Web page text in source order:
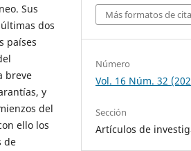
Sus
dos
países
breve
y
del
ello los
de
Más formatos de cita
Número
Vol. 16 Núm. 32
Sección
Artículos de